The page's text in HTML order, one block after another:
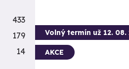
Volný termín už 12. 08.
AKCE
433
179
14